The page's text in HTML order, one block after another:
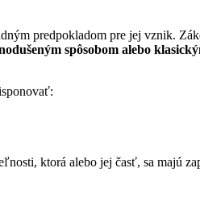
predpokladom pre jej vznik.
spôsobom alebo
ktorá alebo jej časť, sa majú